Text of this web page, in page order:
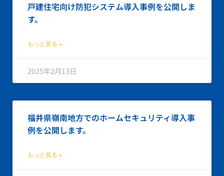
戸建住宅向け防犯システム導入事例を公開しま
す。
もっと見る »
2025年2月13日
福井県嶺南地方でのホームセキュリティ導入事
例を公開します。
もっと見る »